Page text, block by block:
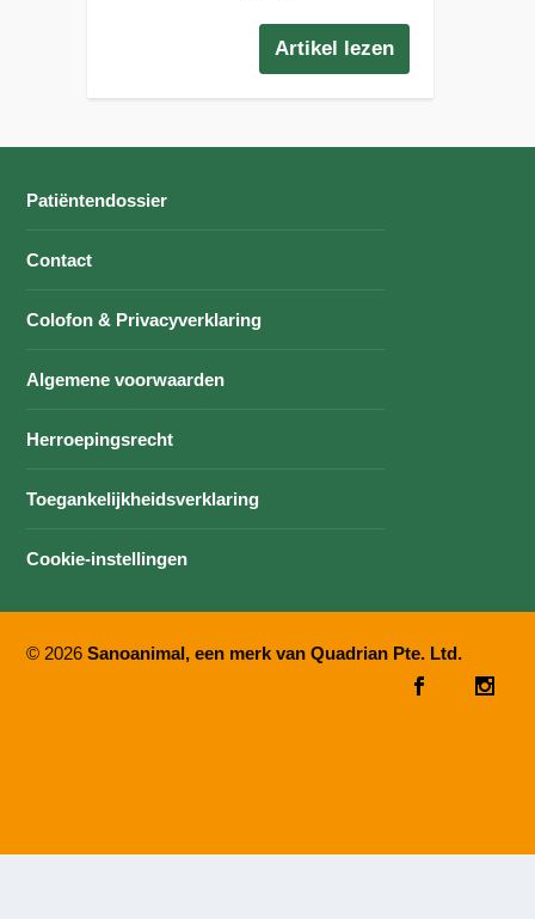
Artikel lezen
Patiëntendossier
Contact
Colofon & Privacyverklaring
Algemene voorwaarden
Herroepingsrecht
Toegankelijkheidsverklaring
Cookie-instellingen
© 2026Sanoanimal, een merk van Quadrian Pte. Ltd.